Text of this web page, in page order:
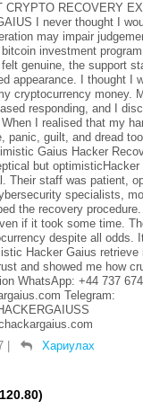
CRYPTO RECOVERY
I never thought I
may impair
investment
genuine, the support
appearance. I thought I
cryptocurrency money.
responding, and I
I realised that my
panic, guilt, and dread
Gaius Hacker
but
Their staff was patient,
specialists,
the recovery
if it took some time.
despite all odds.
Hacker Gaius
and showed me how
WhatsApp: +44 737
Telegram:
Хариулах